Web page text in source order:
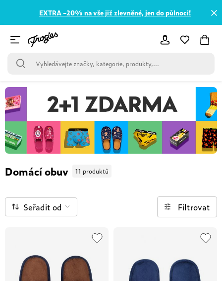
EXTRA –20% na vše již zlevněné, jen do půlnoci!
Domácí obuv 11 produktů
Seřadit od Filtrovat